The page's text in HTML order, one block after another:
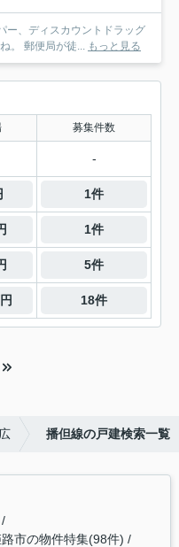
ー、ディスカウントドラッグ
。 郵便局が徒...
もっと見る
募集件数
-
1件
1件
5件
18件
播但線の戸建検索一覧
市の物件特集(98件)